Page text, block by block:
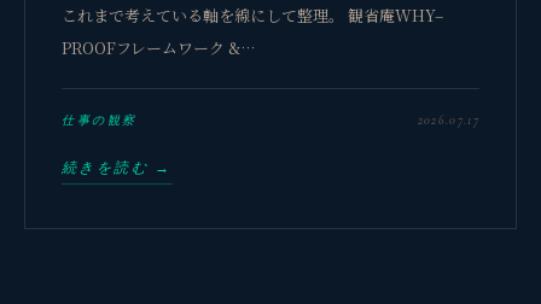
これまで考えている軸を線にして整理。 観省庵WHY–
PROOFフレームワーク &…
仕事の観察 2026.07.17
続きを読む →